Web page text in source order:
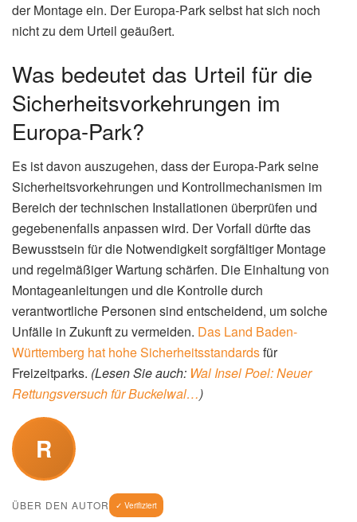
der Montage ein. Der Europa-Park selbst hat sich noch
nicht zu dem Urteil geäußert.
Was bedeutet das Urteil für die
Sicherheitsvorkehrungen im
Europa-Park?
Es ist davon auszugehen, dass der Europa-Park seine
Sicherheitsvorkehrungen und Kontrollmechanismen im
Bereich der technischen Installationen überprüfen und
gegebenenfalls anpassen wird. Der Vorfall dürfte das
Bewusstsein für die Notwendigkeit sorgfältiger Montage
und regelmäßiger Wartung schärfen. Die Einhaltung von
Montageanleitungen und die Kontrolle durch
verantwortliche Personen sind entscheidend, um solche
Unfälle in Zukunft zu vermeiden. Das Land Baden-
Württemberg hat hohe Sicherheitsstandardsfür
Freizeitparks. (Lesen Sie auch: Wal Insel Poel: Neuer
Rettungsversuch für Buckelwal…)
R
ÜBER DEN AUTOR ✓ Verifiziert